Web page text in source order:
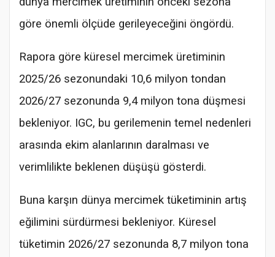
göre önemli ölçüde gerileyeceğini öngördü.
Rapora göre küresel mercimek üretiminin
2025/26 sezonundaki 10,6 milyon tondan
2026/27 sezonunda 9,4 milyon tona düşmesi
bekleniyor. IGC, bu gerilemenin temel nedenleri
arasında ekim alanlarının daralması ve
verimlilikte beklenen düşüşü gösterdi.
Buna karşın dünya mercimek tüketiminin artış
eğilimini sürdürmesi bekleniyor. Küresel
tüketimin 2026/27 sezonunda 8,7 milyon tona